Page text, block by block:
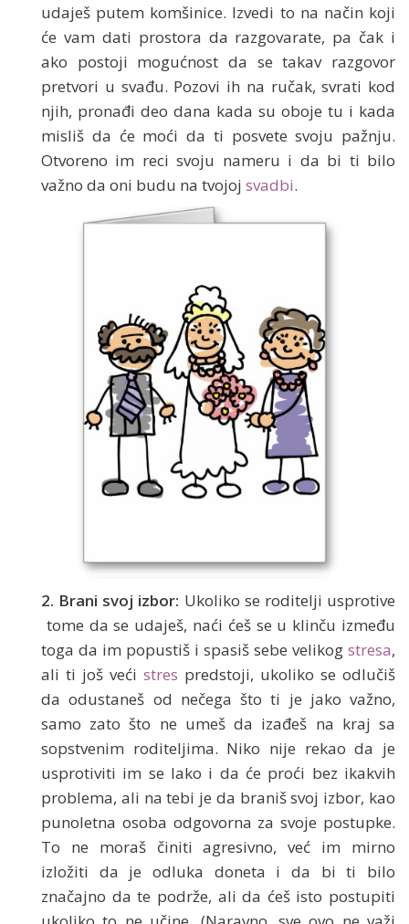
udaješ putem komšinice. Izvedi to na način koji
će vam dati prostora da razgovarate, pa čak i
ako postoji mogućnost da se takav razgovor
pretvori u svađu. Pozovi ih na ručak, svrati kod
njih, pronađi deo dana kada su oboje tu i kada
misliš da će moći da ti posvete svoju pažnju.
Otvoreno im reci svoju nameru i da bi ti bilo
važno da oni budu na tvojoj svadbi.
2. Brani svoj izbor: Ukoliko se roditelji usprotive
tome da se udaješ, naći ćeš se u klinču između
toga da im popustiš i spasiš sebe velikog stresa,
ali ti još veći stres predstoji, ukoliko se odlučiš
da odustaneš od nečega što ti je jako važno,
samo zato što ne umeš da izađeš na kraj sa
sopstvenim roditeljima. Niko nije rekao da je
usprotiviti im se lako i da će proći bez ikakvih
problema, ali na tebi je da braniš svoj izbor, kao
punoletna osoba odgovorna za svoje postupke.
To ne moraš činiti agresivno, već im mirno
izložiti da je odluka doneta i da bi ti bilo
značajno da te podrže, ali da ćeš isto postupiti